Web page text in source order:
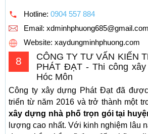
Hotline: 0904 557 884
Email: xdminhphuong685@gmail.com
Website: xaydungminhphuong.com
8
CÔNG TY TƯ VẤN KIẾN
PHÁT ĐẠT - Thi công
Hóc Môn
Công ty xây dựng Phát Đạt đã
triển từ năm 2016 và trở thành một
xây dựng nhà phố trọn gói tại
lượng cao nhất. Với kinh nghiệm lâu